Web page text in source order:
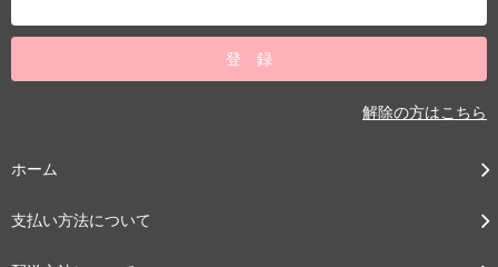
解除の方はこちら
ホーム
支払い方法について